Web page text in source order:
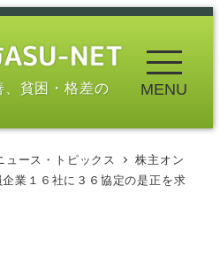
貧困・格差の MENU
ュース・トピックス
株主オン
業１６社に３６協定の是正を求